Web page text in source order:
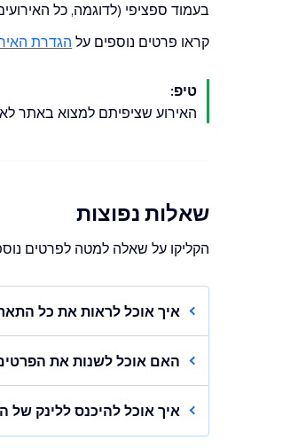
בעמוד ספציפי (לדוגמה, כל
קראו פרטים נוספים על הגדרת
טיפ:
האירוע שציפיתם למצוא באתר
שאלות נפוצות
הקליקו על שאלה למטה לפרטים
איך אוכל לראות את כל
הקליקו עלall dates
טיפ:מכאן, תוכלו
האם אוכל לשנות את
אתם יכולים לערוך שינויים
שינויים רק באירועים הנפרדים.
איך אוכל להיכנס ללינק של
אחרי פרסום האירוע, תוכלו